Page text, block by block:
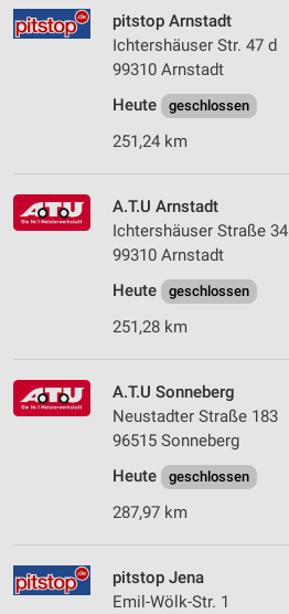
pitstop Arnstadt
Ichtershäuser Str. 47 d
99310 Arnstadt
Heute
geschlossen
251,24 km
A.T.U Arnstadt
Ichtershäuser Straße 34
99310 Arnstadt
Heute
geschlossen
251,28 km
A.T.U Sonneberg
Neustadter Straße 183
96515 Sonneberg
Heute
geschlossen
287,97 km
pitstop Jena
Emil-Wölk-Str. 1